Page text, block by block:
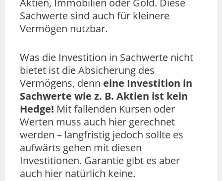
Aktien, Immobilien oder Gold. Diese
Sachwerte sind auch für kleinere
Vermögen nutzbar.
Was die Investition in Sachwerte nicht
bietet ist die Absicherung des
Vermögens, denn eine Investition in
Sachwerte wie z. B. Aktien ist kein
Hedge! Mit fallenden Kursen oder
Werten muss auch hier gerechnet
werden – langfristig jedoch sollte es
aufwärts gehen mit diesen
Investitionen. Garantie gibt es aber
auch hier natürlich keine.